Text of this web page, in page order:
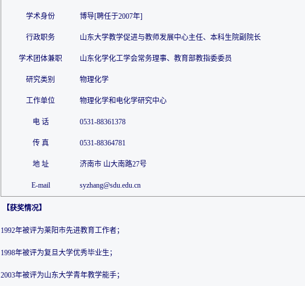
学术身份 博导[聘任于2007年]
行政职务 山东大学教学促进与教师发展中心主任、 本科生院副院长
学术团体兼职 山东化学化工学会常务理事、教育部教指委委员
研究类别 物理化学
工作单位 物理化学和电化学研究中心
电 话 0531-88361378
传 真 0531-88364781
地 址 济南市 山大南路27号
E-mail syzhang@sdu.edu.cn
【获奖情况】
1992年被评为莱阳市先进教育工作者；
1998年被评为复旦大学优秀毕业生；
2003年被评为山东大学青年教学能手；